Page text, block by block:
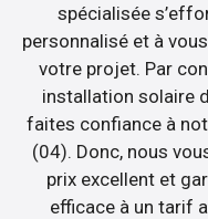
spécialisée
personnalisé et à
votre projet. Par
installation solaire
faites confiance à
(04). Donc, nous
prix excellent et
efficace à un tarif